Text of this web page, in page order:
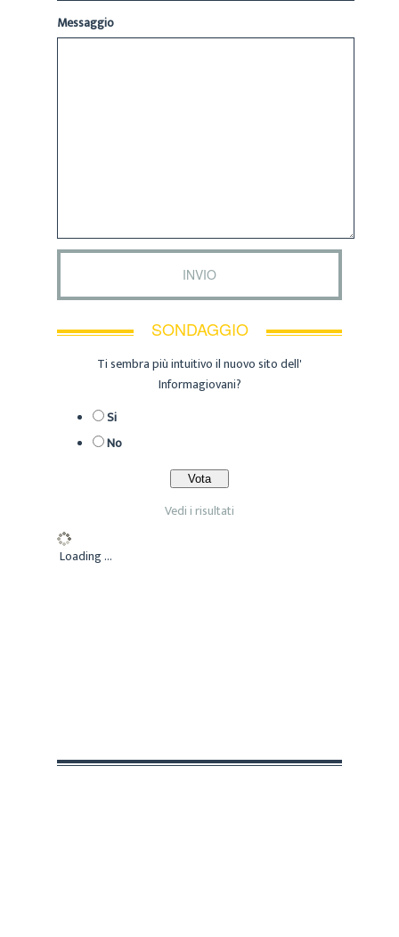
Messaggio
SONDAGGIO
Ti sembra più intuitivo il nuovo sito dell'
Informagiovani?
Si
No
Vedi i risultati
Loading ...